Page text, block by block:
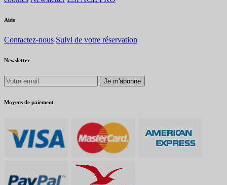
Aide
Contactez-nous Suivi de votre réservation
Newsletter
Je m'abonne
Moyens de paiement